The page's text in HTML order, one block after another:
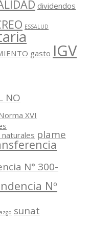
dividendos
ESSALUD
gasto IGV
NO
XVI
plame
N° 300-
Nº
sunat